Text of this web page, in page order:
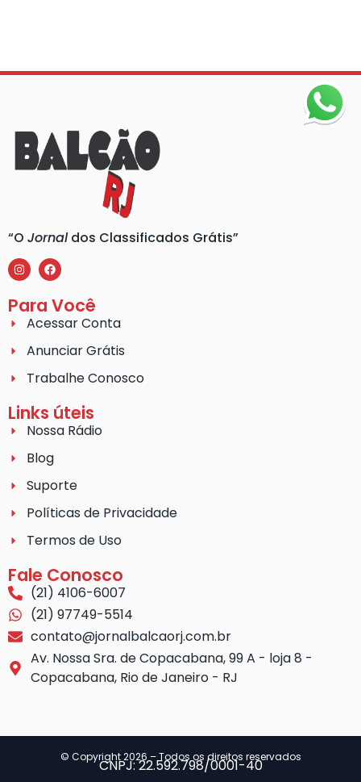
“O Jornaldos Classificados Grátis”
Para Você
Acessar Conta
Anunciar Grátis
Trabalhe Conosco
Links úteis
Nossa Rádio
Blog
Suporte
Políticas de Privacidade
Termos de Uso
Fale Conosco
(21) 4106-6007
(21) 97749-5514
contato@jornalbalcaorj.com.br
Av. Nossa Sra. de Copacabana, 99 A - loja 8 -
Copacabana, Rio de Janeiro - RJ
© Copyright 2026 – Todos os direitos reservados
CNPJ: 22.592.798/0001-40